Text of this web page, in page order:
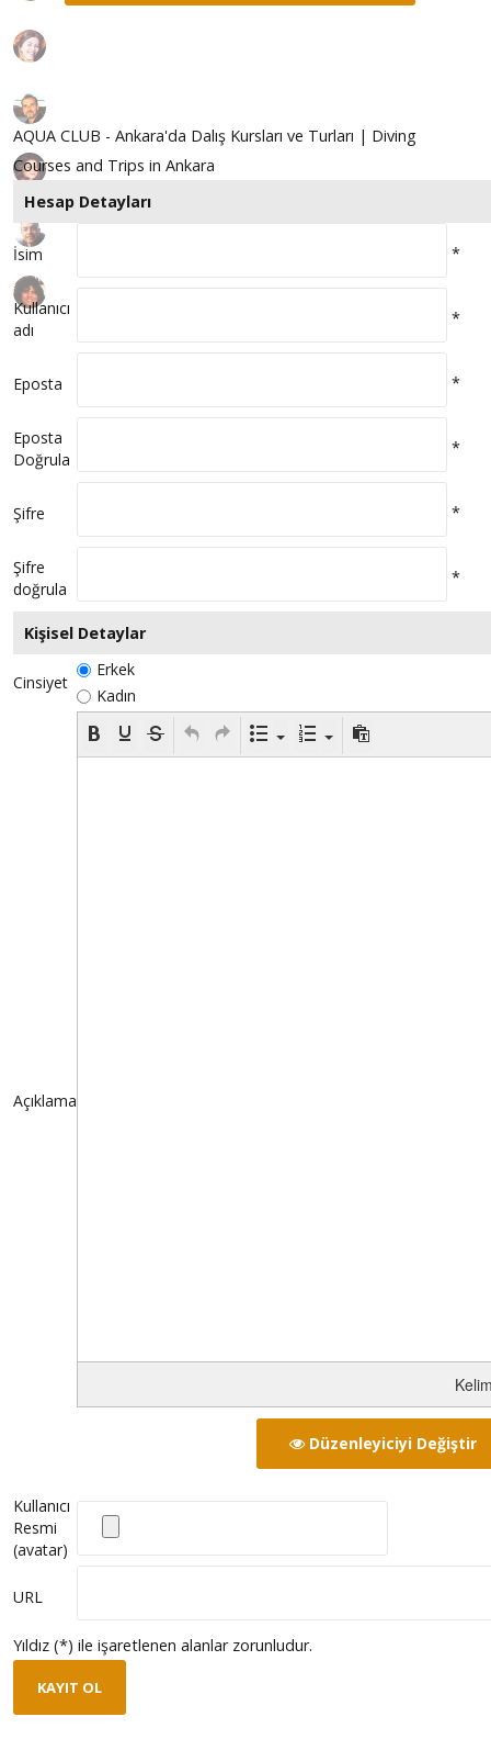
AQUA CLUB - Ankara'da Dalış Kursları ve Turları | Diving
Courses and Trips in Ankara
Hesap Detayları
İsim *
Kullanıcı
adı
*
Eposta *
Eposta
Doğrula
*
Şifre *
Şifre
doğrula
*
Kişisel Detaylar
Cinsiyet
Erkek
Kadın
Açıklama
Düzenleyiciyi Değiştir
Kullanıcı
Resmi
(avatar)
URL
Yıldız (*) ile işaretlenen alanlar zorunludur.
KAYIT OL